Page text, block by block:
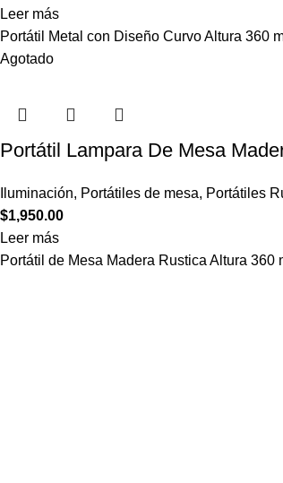
Leer más
Portátil Metal con Diseño Curvo Altura 360
Agotado
Portátil Lampara De Mesa
Iluminación, Portátiles de mesa, Portátiles
$1,950.00
Leer más
Portátil de Mesa Madera Rustica Altura